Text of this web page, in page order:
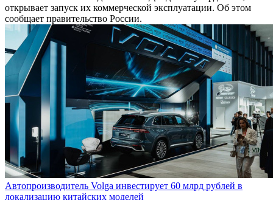
открывает запуск их коммерческой эксплуатации. Об этом
сообщает правительство России.
Автопроизводитель Volga инвестирует 60 млрд рублей в
локализацию китайских моделей